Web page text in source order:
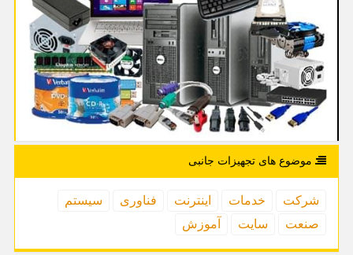
موضوع های تجهیزات جانبی
شركت خدمات اینترنت فناوری
سیستم
صنعت
سایت آموزش